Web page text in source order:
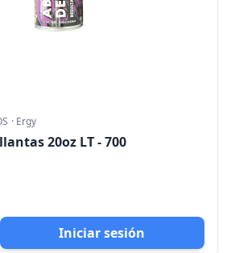
· Ergy
20oz LT - 700
Iniciar sesión